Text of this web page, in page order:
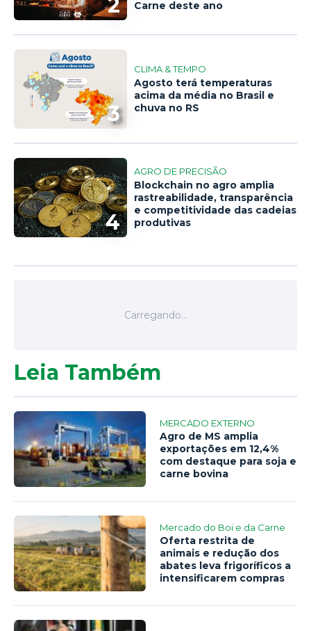
2
Carne deste ano
3
CLIMA & TEMPO
Agosto terá temperaturas
acima da média no Brasil e
chuva no RS
4
AGRO DE PRECISÃO
Blockchain no agro amplia
rastreabilidade, transparência
e competitividade das cadeias
produtivas
Leia Também
MERCADO EXTERNO
Agro de MS amplia
exportações em 12,4%
com destaque para soja e
carne bovina
Mercado do Boi e da Carne
Oferta restrita de
animais e redução dos
abates leva frigoríficos a
intensificarem compras